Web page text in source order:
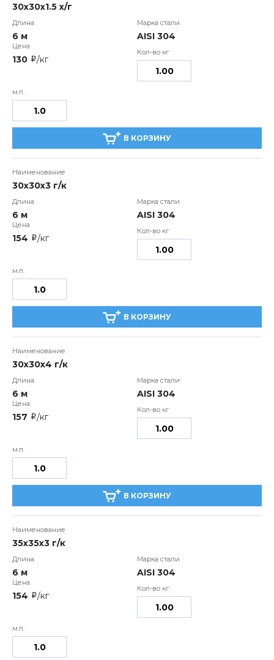
30х30х1.5 х/г
6 м AISI 304
130 i/кг
В КОРЗИНУ
30х30х3 г/к
6 м AISI 304
154 i/кг
В КОРЗИНУ
30х30х4 г/к
6 м AISI 304
157 i/кг
В КОРЗИНУ
35x35x3 г/к
6 м AISI 304
154 i/кг